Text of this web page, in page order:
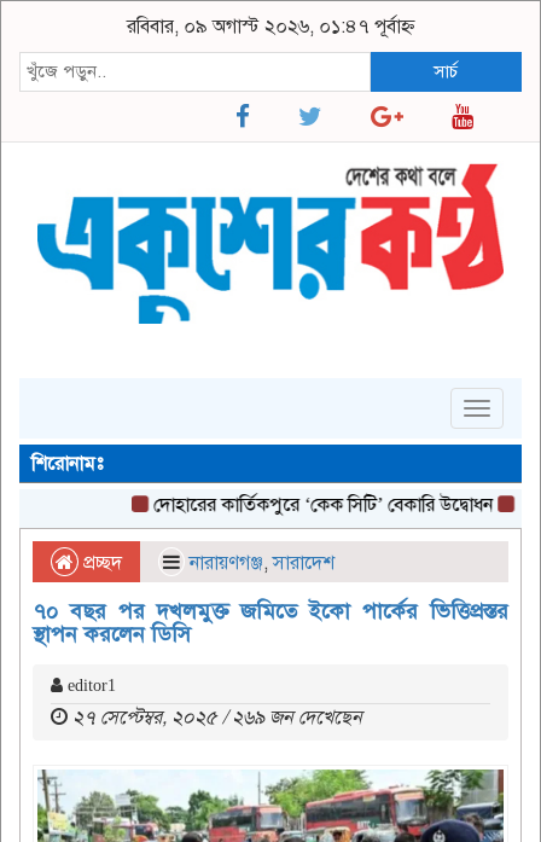
রবিবার, ০৯ অগাস্ট ২০২৬, ০১:৪৭ পূর্বাহ্ন
সার্চ
Toggle
শিরোনামঃ
দোহারের কার্তিকপুরে ‘কেক সিটি’ বেকারি উদ্বোধন
প্রচ্ছদ নারায়ণগঞ্জ,সারাদেশ
৭০ বছর পর দখলমুক্ত জমিতে ইকো পার্কের ভিত্তিপ্রস্তর
স্থাপন করলেন ডিসি
editor1
২৭ সেপ্টেম্বর, ২০২৫ / ২৬৯ জন দেখেছেন